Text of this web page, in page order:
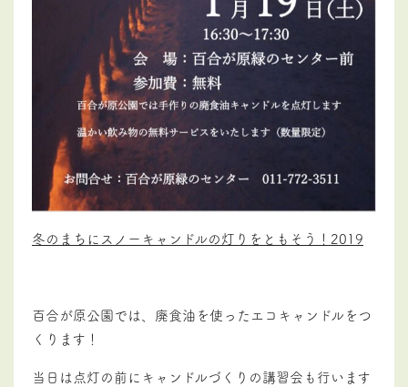
冬のまちにスノーキャンドルの灯りをともそう！2019
百合が原公園では、廃食油を使ったエコキャンドルをつ
くります！
当日は点灯の前にキャンドルづくりの講習会も行います